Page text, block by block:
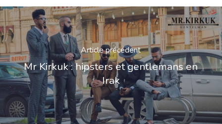
Article précédent
Mr Kirkuk : hipsters et gentlemans en
Irak